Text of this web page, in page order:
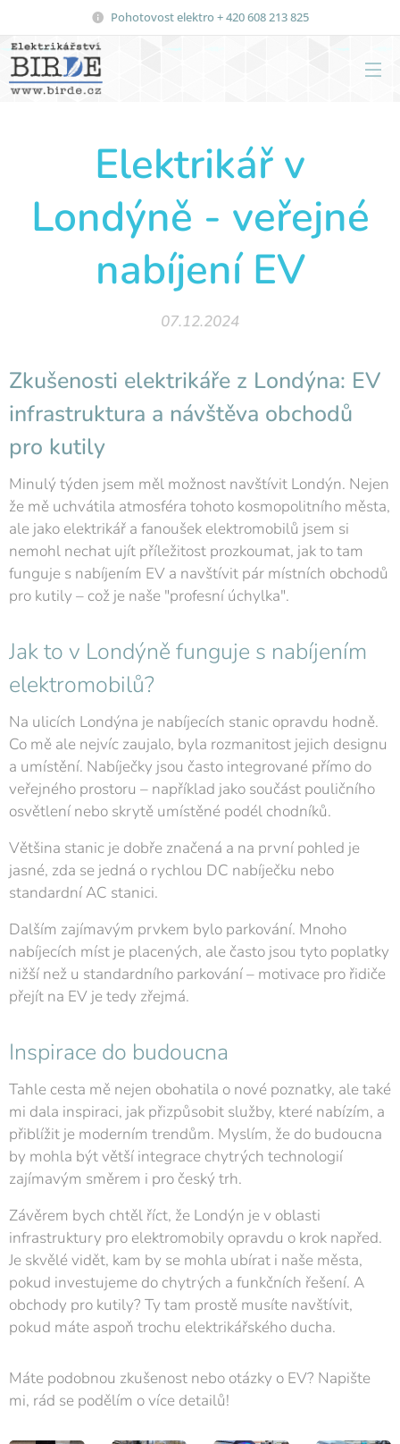
Pohotovost elektro + 420 608 213 825
Elektrikář v
Londýně - veřejné
nabíjení EV
07.12.2024
Zkušenosti elektrikáře z Londýna: EV
infrastruktura a návštěva obchodů
pro kutily
Minulý týden jsem měl možnost navštívit Londýn. Nejen
že mě uchvátila atmosféra tohoto kosmopolitního města,
ale jako elektrikář a fanoušek elektromobilů jsem si
nemohl nechat ujít příležitost prozkoumat, jak to tam
funguje s nabíjením EV a navštívit pár místních obchodů
pro kutily – což je naše "profesní úchylka".
Jak to v Londýně funguje s nabíjením
elektromobilů?
Na ulicích Londýna je nabíjecích stanic opravdu hodně.
Co mě ale nejvíc zaujalo, byla rozmanitost jejich designu
a umístění. Nabíječky jsou často integrované přímo do
veřejného prostoru – například jako součást pouličního
osvětlení nebo skrytě umístěné podél chodníků.
Většina stanic je dobře značená a na první pohled je
jasné, zda se jedná o rychlou DC nabíječku nebo
standardní AC stanici.
Dalším zajímavým prvkem bylo parkování. Mnoho
nabíjecích míst je placených, ale často jsou tyto poplatky
nižší než u standardního parkování – motivace pro řidiče
přejít na EV je tedy zřejmá.
Inspirace do budoucna
Tahle cesta mě nejen obohatila o nové poznatky, ale také
mi dala inspiraci, jak přizpůsobit služby, které nabízím, a
přiblížit je moderním trendům. Myslím, že do budoucna
by mohla být větší integrace chytrých technologií
zajímavým směrem i pro český trh.
Závěrem bych chtěl říct, že Londýn je v oblasti
infrastruktury pro elektromobily opravdu o krok napřed.
Je skvělé vidět, kam by se mohla ubírat i naše města,
pokud investujeme do chytrých a funkčních řešení. A
obchody pro kutily? Ty tam prostě musíte navštívit,
pokud máte aspoň trochu elektrikářského ducha. 😊
Máte podobnou zkušenost nebo otázky o EV? Napište
mi, rád se podělím o více detailů!